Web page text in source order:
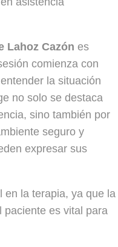
Lahoz Cazón es
comienza con
la situación
no solo se destaca
sino también por
seguro y
expresar sus
en la terapia, ya que la
paciente es vital para